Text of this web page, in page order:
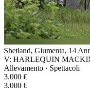
Shetland, Giumenta, 14
V: HARLEQUIN
Allevamento · Spettacoli
3.000 €
3.000 €